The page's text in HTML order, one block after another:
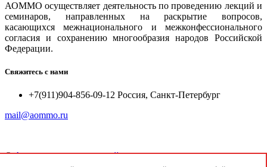
АОММО осуществляет деятельность по проведению лекций и
семинаров, направленных на раскрытие вопросов,
касающихся межнационального и межконфессионального
согласия и сохранению многообразия народов Российской
Федерации.
Свяжитесь с нами
+7(911)904-856-09-12 Россия, Санкт-Петербург
mail@aommo.ru
© Ассоциация организаций по реализации национальных